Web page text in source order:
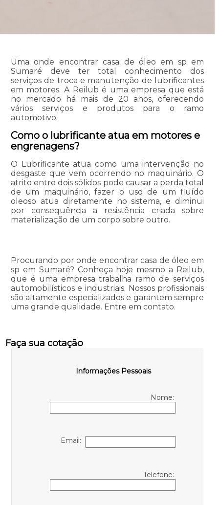
Uma onde encontrar casa de óleo em sp em
Sumaré deve ter total conhecimento dos
serviços de troca e manutenção de lubrificantes
em motores. A Reilub é uma empresa que está
no mercado há mais de 20 anos, oferecendo
vários serviços e produtos para o ramo
automotivo.
Como o lubrificante atua em motores e
engrenagens?
O Lubrificante atua como uma intervenção no
desgaste que vem ocorrendo no maquinário. O
atrito entre dois sólidos pode causar a perda total
de um maquinário, fazer o uso de um fluído
oleoso atua diretamente no sistema, e diminui
por consequência a resistência criada sobre
materialização de um corpo sobre outro.
Procurando por onde encontrar casa de óleo em
sp em Sumaré? Conheça hoje mesmo a Reilub,
que é uma empresa trabalha ramo de serviços
automobilísticos e industriais. Nossos profissionais
são altamente especializados e garantem sempre
uma grande qualidade. Entre em contato.
Faça sua cotação
Informações Pessoais
Nome:
Email:
Telefone: